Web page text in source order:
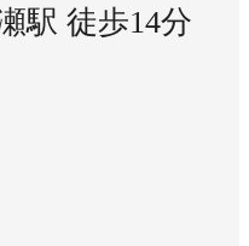
駅 徒歩14分